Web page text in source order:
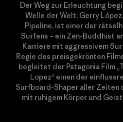
Der Weg zur Erleuchtung
Welle der Welt. Gerry
Pipeline, ist einer der
Surfens – ein Zen-Buddhist
Karriere mit aggressivem
Regie des preisgekrönten
begleitet der Patagonia Film
Lopez“ einen der
Surfboard-Shaper aller Zeiten
mit ruhigem Körper und